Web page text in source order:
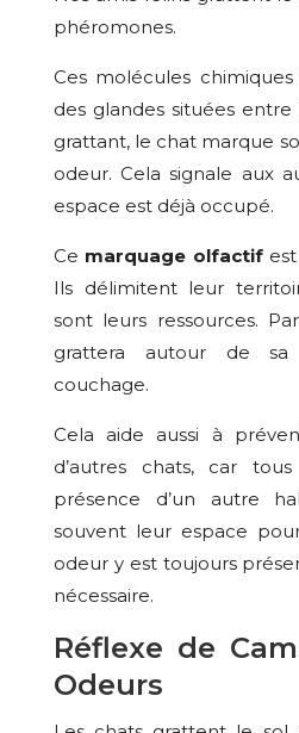
phéromones.
Ces molécules
des glandes situées entre
grattant, le chat marque
odeur. Cela signale aux
espace est déjà occupé.
Ce marquage olfactifest
Ils délimitent leur
sont leurs ressources.
grattera autour de
couchage.
Cela aide aussi à
d’autres chats, car
présence d’un autre
souvent leur espace
odeur y est toujours
nécessaire.
Réflexe de
Odeurs